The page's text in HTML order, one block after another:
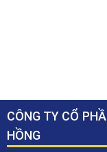
CÔNG TY CỔ
HỒNG